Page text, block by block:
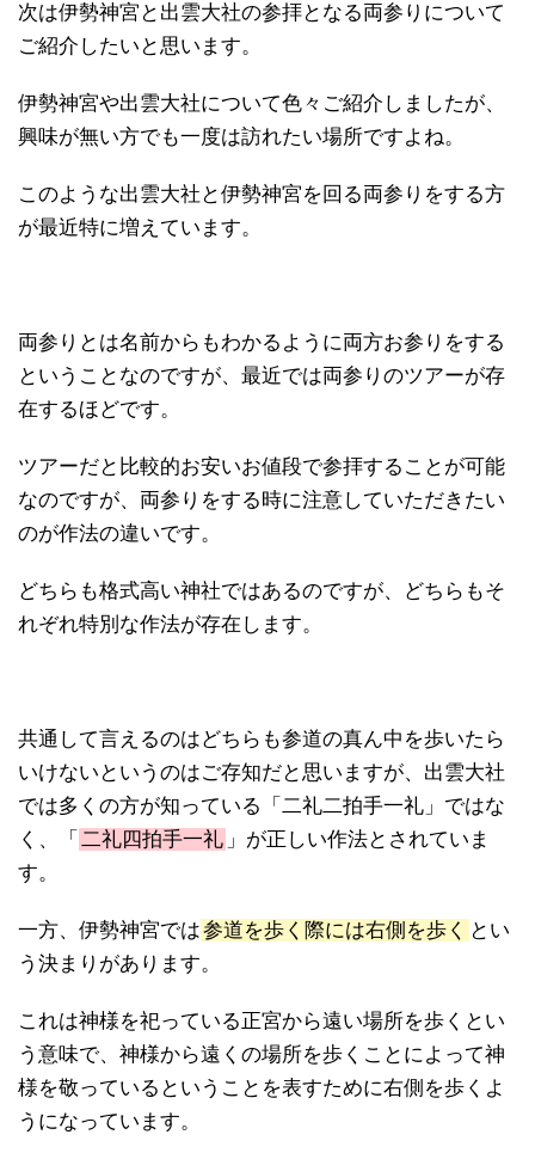
次は伊勢神宮と出雲大社の参拝となる両参りについて
ご紹介したいと思います。
伊勢神宮や出雲大社について色々ご紹介しましたが、
興味が無い方でも一度は訪れたい場所ですよね。
このような出雲大社と伊勢神宮を回る両参りをする方
が最近特に増えています。
両参りとは名前からもわかるように両方お参りをする
ということなのですが、最近では両参りのツアーが存
在するほどです。
ツアーだと比較的お安いお値段で参拝することが可能
なのですが、両参りをする時に注意していただきたい
のが作法の違いです。
どちらも格式高い神社ではあるのですが、どちらもそ
れぞれ特別な作法が存在します。
共通して言えるのはどちらも参道の真ん中を歩いたら
いけないというのはご存知だと思いますが、出雲大社
では多くの方が知っている「二礼二拍手一礼」ではな
く、「 二礼四拍手一礼 」が正しい作法とされていま
す。
一方、伊勢神宮では参道を歩く際には右側を歩く とい
う決まりがあります。
これは神様を祀っている正宮から遠い場所を歩くとい
う意味で、神様から遠くの場所を歩くことによって神
様を敬っているということを表すために右側を歩くよ
うになっています。